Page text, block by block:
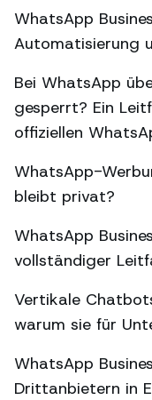
WhatsApp
Automatisierung
Bei WhatsApp
gesperrt? Ein
offiziellen
WhatsApp-
bleibt privat?
WhatsApp
vollständiger
Vertikale
warum sie für
WhatsApp
Drittanbietern in